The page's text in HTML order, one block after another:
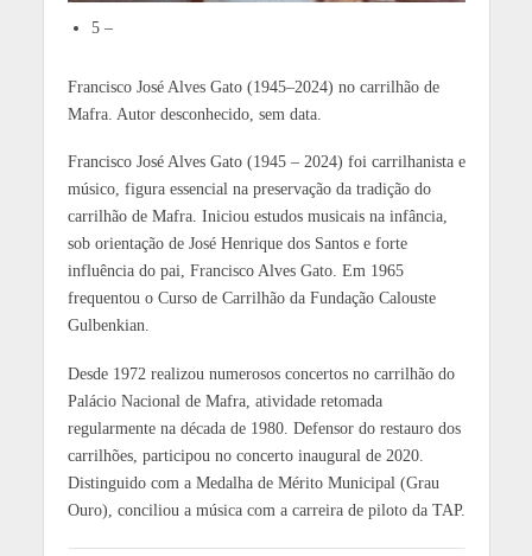
5 –
Francisco José Alves Gato (1945–2024) no carrilhão de
Mafra. Autor desconhecido, sem data.
Francisco José Alves Gato (1945 – 2024) foi carrilhanista e
músico, figura essencial na preservação da tradição do
carrilhão de Mafra. Iniciou estudos musicais na infância,
sob orientação de José Henrique dos Santos e forte
influência do pai, Francisco Alves Gato. Em 1965
frequentou o Curso de Carrilhão da Fundação Calouste
Gulbenkian.
Desde 1972 realizou numerosos concertos no carrilhão do
Palácio Nacional de Mafra, atividade retomada
regularmente na década de 1980. Defensor do restauro dos
carrilhões, participou no concerto inaugural de 2020.
Distinguido com a Medalha de Mérito Municipal (Grau
Ouro), conciliou a música com a carreira de piloto da TAP.